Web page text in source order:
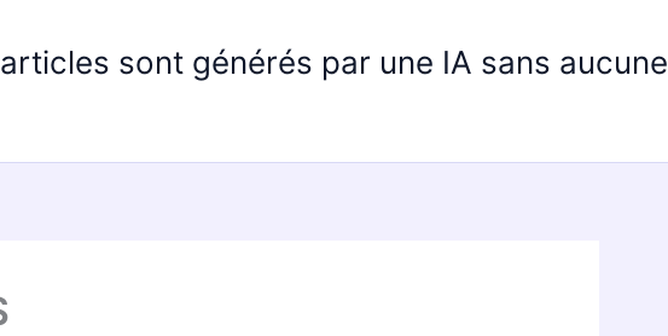
sont générés par une IA sans aucune